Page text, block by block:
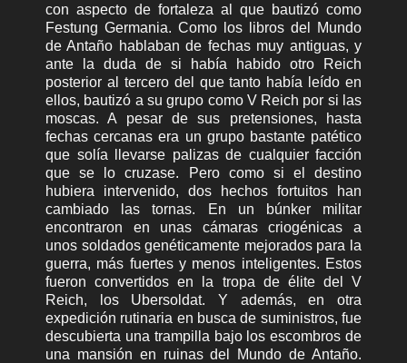
con aspecto de fortaleza al que bautizó como
Festung Germania. Como los libros del Mundo
de Antaño hablaban de fechas muy antiguas, y
ante la duda de si había habido otro Reich
posterior al tercero del que tanto había leído en
ellos, bautizó a su grupo como V Reich por si las
moscas. A pesar de sus pretensiones, hasta
fechas cercanas era un grupo bastante patético
que solía llevarse palizas de cualquier facción
que se lo cruzase. Pero como si el destino
hubiera intervenido, dos hechos fortuitos han
cambiado las tornas. En un búnker militar
encontraron en unas cámaras criogénicas a
unos soldados genéticamente mejorados para la
guerra, más fuertes y menos inteligentes. Estos
fueron convertidos en la tropa de élite del V
Reich, los Ubersoldat. Y además, en otra
expedición rutinaria en busca de suministros, fue
descubierta una trampilla bajo los escombros de
una mansión en ruinas del Mundo de Antaño.